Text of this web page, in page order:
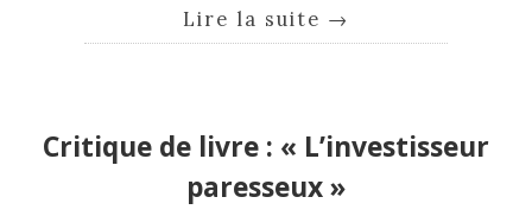
Lire la suite →
Critique de livre : « L’investisseur
paresseux »